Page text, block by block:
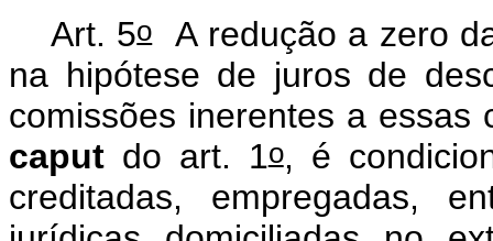
Art. 5oA redução a zero
na hipótese de juros de
comissões inerentes a
caput do art. 1o, é
creditadas, empregadas,